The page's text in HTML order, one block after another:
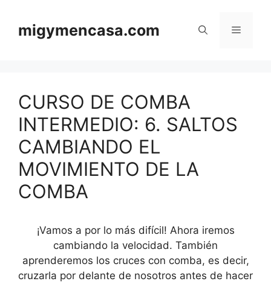
contenido
migymencasa.com Menú
CURSO DE COMBA
INTERMEDIO: 6. SALTOS
CAMBIANDO EL
MOVIMIENTO DE LA
COMBA
¡Vamos a por lo más difícil! Ahora iremos
cambiando la velocidad. También
aprenderemos los cruces con comba, es decir,
cruzarla por delante de nosotros antes de hacer